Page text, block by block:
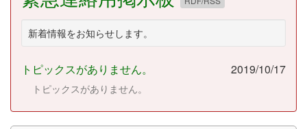
新着情報をお知らせします。
トピックスがありません。 2019/10/17
トピックスがありません。